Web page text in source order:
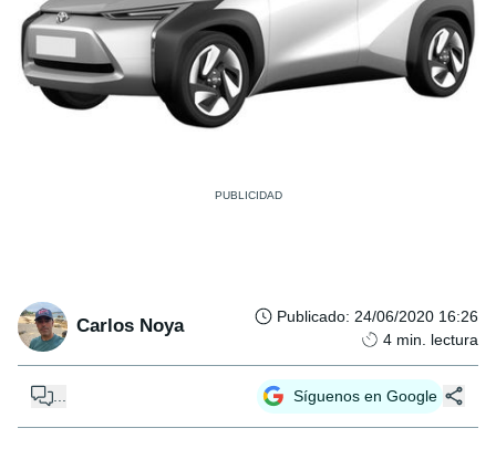
Carlos Noya Publicado: 24/06/2020 16:26
4 min. lectura
Síguenos en Google